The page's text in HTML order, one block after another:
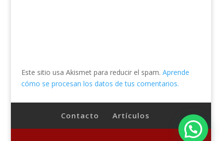
Este sitio usa Akismet para reducir el spam. Aprende
cómo se procesan los datos de tus comentarios.
Contacto Artículos